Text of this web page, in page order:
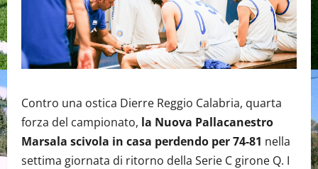
Contro una ostica Dierre Reggio Calabria, quarta
forza del campionato, la Nuova Pallacanestro
Marsala scivola in casa perdendo per 74-81 nella
settima giornata di ritorno della Serie C girone Q. I